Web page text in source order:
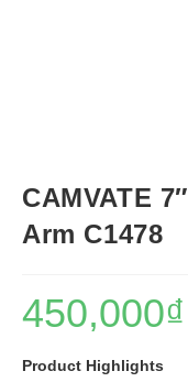
CAMVATE
Arm C1478
450,000₫
Product Highlights